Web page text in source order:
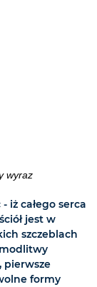
wyraz
iż całego serca
jest w
szczeblach
pierwsze
formy